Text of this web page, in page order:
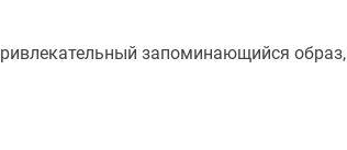
запоминающийся